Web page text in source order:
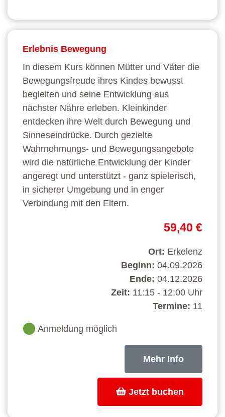
Erlebnis Bewegung
In diesem Kurs können Mütter und Väter die
Bewegungsfreude ihres Kindes bewusst
begleiten und seine Entwicklung aus
nächster Nähre erleben. Kleinkinder
entdecken ihre Welt durch Bewegung und
Sinneseindrücke. Durch gezielte
Wahrnehmungs- und Bewegungsangebote
wird die natürliche Entwicklung der Kinder
angeregt und unterstützt - ganz spielerisch,
in sicherer Umgebung und in enger
Verbindung mit den Eltern.
59,40 €
Ort: Erkelenz
Beginn: 04.09.2026
Ende: 04.12.2026
Zeit: 11:15 - 12:00 Uhr
Termine: 11
Anmeldung möglich
Mehr Info
Jetzt buchen